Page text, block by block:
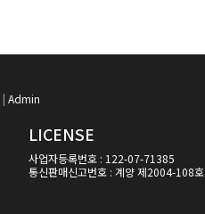
| Admin
LICENSE
사업자등록번호 : 122-07-71385
통신판매신고번호 : 계양 제2004-108호